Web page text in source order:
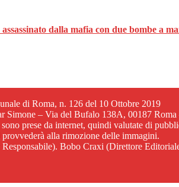
dalla mafia con due bombe a
di Roma, n. 126 del 10 Ottobre 2019
Simone – Via del Bufalo 138A, 00187
prese da internet, quindi valutate di
alla rimozione delle immagini.
Bobo Craxi (Direttore